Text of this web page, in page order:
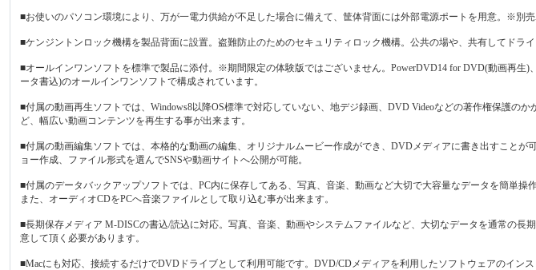
■お使いのパソコン環境により、万が一電力供給が不足した場合に備えて、筐体背面には外部電源ポートを用意。※別
■ケンジントンロック機構を製品背面に設置。盗難防止のためのセキュリティロック機構。公共の場や、共有してドラ
■オールインワンソフトを標準で製品に添付。※期間限定の体験版ではございません。PowerDVD14 for DVD(動画再生)
ータ書込)のオールインワンソフトで構成されています。
■付属の動画再生ソフトでは、Windows8以降OS標準で対応していない、地デジ録画、DVD Videoなどの著作権保護の
ど、幅広い動画コンテンツを再生する事が出来ます。
■付属の動画編集ソフトでは、本格的な動画の編集、オリジナルムービー作成ができ、DVDメディアに書き出すことが
ョー作成、ファイル形式を選んでSNSや動画サイトへ公開が可能。
■付属のデータバックアップソフトでは、PC内に保存してある、写真、音楽、動画など大切で大容量なデータを簡単操
また、オーディオCDをPCへ音楽ファイルとして取り込む事が出来ます。
■長期保存メディア M-DISCの書込/読込に対応。写真、音楽、動画やシステムファイルなど、大切なデータを通常の
意して頂く必要があります。
■Macにも対応、接続するだけでDVDドライブとして利用可能です。DVD/CDメディアを利用したソフトウェアのイン